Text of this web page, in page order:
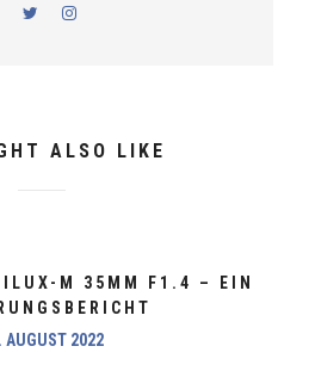
ALSO LIKE
M 35MM F1.4 – EIN
AUGUST 2022